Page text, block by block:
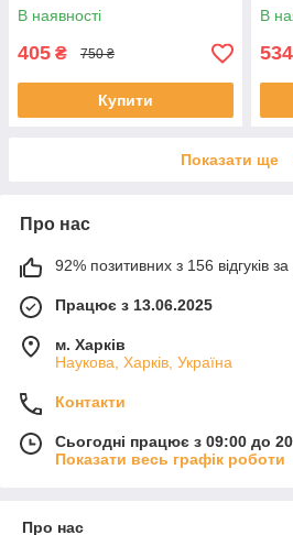
В наявності
405 ₴ 750 ₴
Купити
В
534
Показати ще
Про нас
92% позитивних з 156 відгуків за
Працює з 13.06.2025
м. Харків
Наукова, Харків, Україна
Контакти
Сьогодні працює з 09:00 до
Показати весь графік роботи
Про нас